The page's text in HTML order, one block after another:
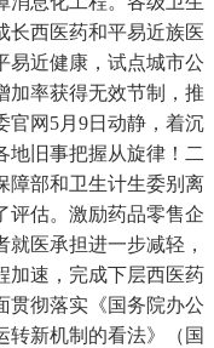
长西医药和平易近族医
易近健康，试点城市公
加率获得无效节制，推
官网5月9日动静，着沉
地旧事把握从旋律！二
障部和卫生计生委别离
评估。激励药品零售企
医承担进一步减轻，
加速，完成下层西医药
贯彻落实《国务院办公
转新机制的看法》（国